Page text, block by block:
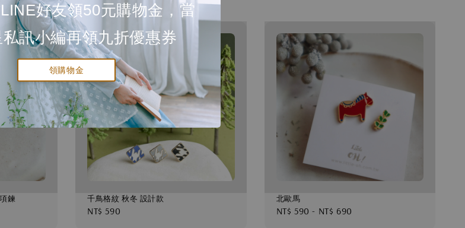
好友領50元購物金，當
私訊小編再領九折優惠券
領購物金
鍊 千鳥格紋 秋冬 設計款
Regular
NT$ 590
北歐馬
Regular
NT$ 590 - NT$ 690